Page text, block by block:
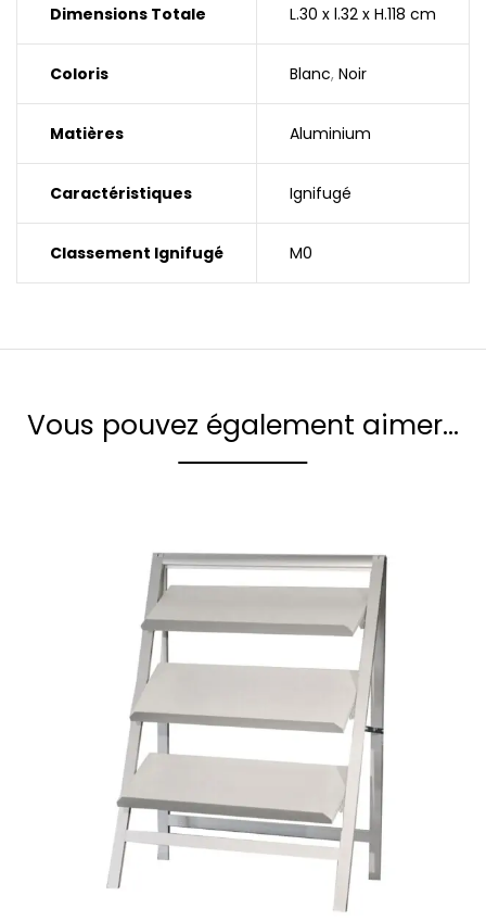
Dimensions Totale L.30 x l.32 x H.118 cm
Coloris Blanc, Noir
Matières Aluminium
Caractéristiques Ignifugé
Classement Ignifugé M0
Vous pouvez également aimer…